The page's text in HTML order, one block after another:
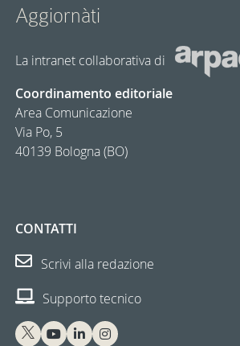
Aggiornàti
La intranet collaborativa di
Coordinamento editoriale
Area Comunicazione
Via Po, 5
40139 Bologna (BO)
CONTATTI
Scrivi alla redazione
Supporto tecnico